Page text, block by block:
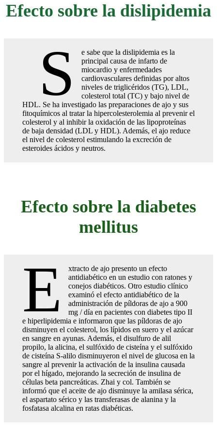
Efecto sobre la dislipidemia
S
e sabe que la dislipidemia es la
principal causa de infarto de
miocardio y enfermedades
cardiovasculares definidas por altos
niveles de triglicéridos (TG), LDL,
colesterol total (TC) y bajo nivel de
HDL. Se ha investigado las preparaciones de ajo y sus
fitoquímicos al tratar la hipercolesterolemia al prevenir el
colesterol y al inhibir la oxidación de las lipoproteínas
de baja densidad (LDL y HDL). Además, el ajo reduce
el nivel de colesterol estimulando la excreción de
esteroides ácidos y neutros.
Efecto sobre la diabetes
mellitus
E
xtracto de ajo presento un efecto
antidiabético en un estudio con ratones y
conejos diabéticos. Otro estudio clínico
examinó el efecto antidiabético de la
administración de píldoras de ajo a 900
mg / día en pacientes con diabetes tipo II
e hiperlipidemia e informaron que las píldoras de ajo
disminuyen el colesterol, los lípidos en suero y el azúcar
en sangre en ayunas. Además, el disulfuro de alil
propilo, la alicina, el sulfóxido de cisteína y el sulfóxido
de cisteína S-alilo disminuyeron el nivel de glucosa en la
sangre al prevenir la activación de la insulina causada
por el hígado, mejorando la secreción de insulina de
células beta pancreáticas. Zhai y col. También se
informó que el aceite de ajo disminuye la amilasa sérica,
el aspartato sérico y las transferasas de alanina y la
fosfatasa alcalina en ratas diabéticas.